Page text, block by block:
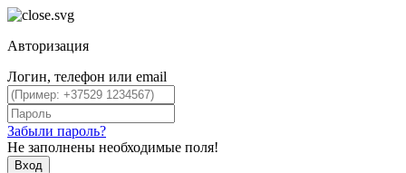
Авторизация
Логин, телефон или email
Забыли пароль?
Не заполнены необходимые поля!
Вход